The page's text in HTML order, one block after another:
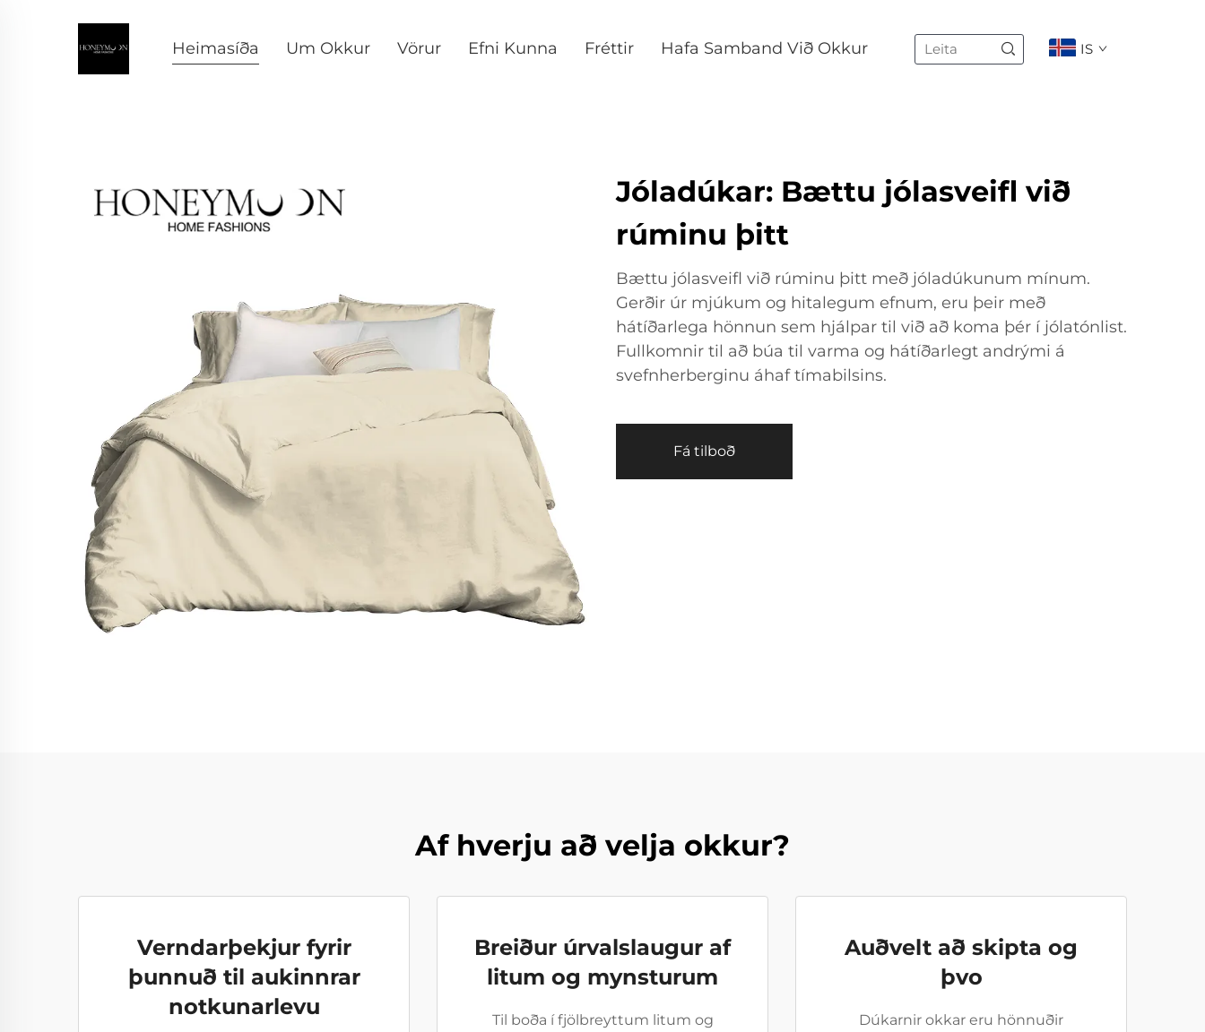
Heimasíða Um Okkur Vörur Efni Kunna Fréttir Hafa Samband Við Okkur IS
Jóladúkar: Bættu jólasveifl við
rúminu þitt
Bættu jólasveifl við rúminu þitt með jóladúkunum mínum.
Gerðir úr mjúkum og hitalegum efnum, eru þeir með
hátíðarlega hönnun sem hjálpar til við að koma þér í jólatónlist.
Fullkomnir til að búa til varma og hátíðarlegt andrými á
svefnherberginu áhaf tímabilsins.
Fá tilboð
Af hverju að velja okkur?
Verndarþekjur fyrir
þunnuð til aukinnrar
notkunarlevu
Breiður úrvalslaugur af
litum og mynsturum
Til boða í fjölbreyttum litum og
Auðvelt að skipta og
þvo
Dúkarnir okkar eru hönnuðir